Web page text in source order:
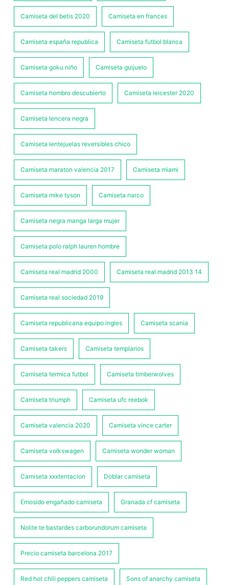
Camiseta del betis 2020 Camiseta en frances
Camiseta españa republica Camiseta futbol blanca
Camiseta goku niño Camiseta guijuelo
Camiseta hombro descubierto Camiseta leicester 2020
Camiseta lencera negra
Camiseta lentejuelas reversibles chico
Camiseta maraton valencia 2017 Camiseta miami
Camiseta mike tyson Camiseta narco
Camiseta negra manga larga mujer
Camiseta polo ralph lauren hombre
Camiseta real madrid 2000 Camiseta real madrid 2013 14
Camiseta real sociedad 2019
Camiseta republicana equipo ingles Camiseta scania
Camiseta takers Camiseta templarios
Camiseta termica futbol Camiseta timberwolves
Camiseta triumph Camiseta ufc reebok
Camiseta valencia 2020 Camiseta vince carter
Camiseta volkswagen Camiseta wonder woman
Camiseta xxxtentacion Doblar camiseta
Emosido engañado camiseta Granada cf camiseta
Nolite te bastardes carborundorum camiseta
Precio camiseta barcelona 2017
Red hot chili peppers camiseta Sons of anarchy camiseta